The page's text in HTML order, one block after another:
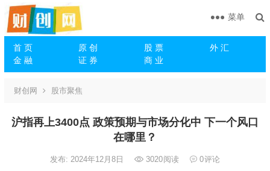
首 页 原 创 股 票
外 汇
金 融
证 券 商 业
菜单
财创网 股市聚焦
沪指再上3400点 政策预期与市场分化中 下一个风口
在哪里？
发布: 2024年12月8日 3020阅读 0评论